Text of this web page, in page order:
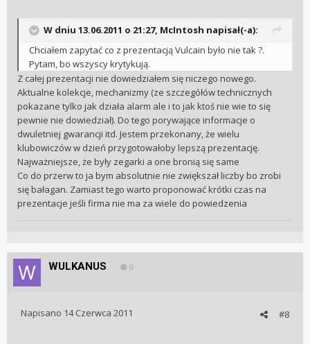
W dniu 13.06.2011 o 21:27, McIntosh napisał(-a):
Chciałem zapytać co z prezentacją Vulcain było nie tak ?.
Pytam, bo wszyscy krytykują.
Z całej prezentacji nie dowiedziałem się niczego nowego.
Aktualne kolekcje, mechanizmy (ze szczegółów technicznych
pokazane tylko jak działa alarm ale i to jak ktoś nie wie to się
pewnie nie dowiedział). Do tego porywające informacje o
dwuletniej gwarancji itd. Jestem przekonany, że wielu
klubowiczów w dzień przygotowałoby lepszą prezentację.
Najważniejsze, że były zegarki a one bronią się same
Co do przerw to ja bym absolutnie nie zwiększał liczby bo zrobi
się bałagan. Zamiast tego warto proponować krótki czas na
prezentacje jeśli firma nie ma za wiele do powiedzenia
WULKANUS 0
#8
Napisano 14 Czerwca 2011